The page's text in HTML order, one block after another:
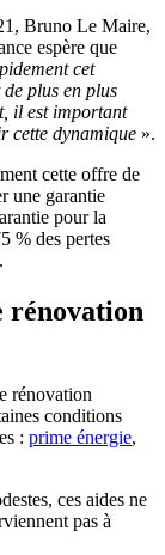
Bruno Le Maire,
espère que
cet
plus en plus
il est important
cette dynamique ».
cette offre de
une garantie
pour la
% des pertes
rénovation
rénovation
conditions
: prime énergie,
ces aides ne
pas à